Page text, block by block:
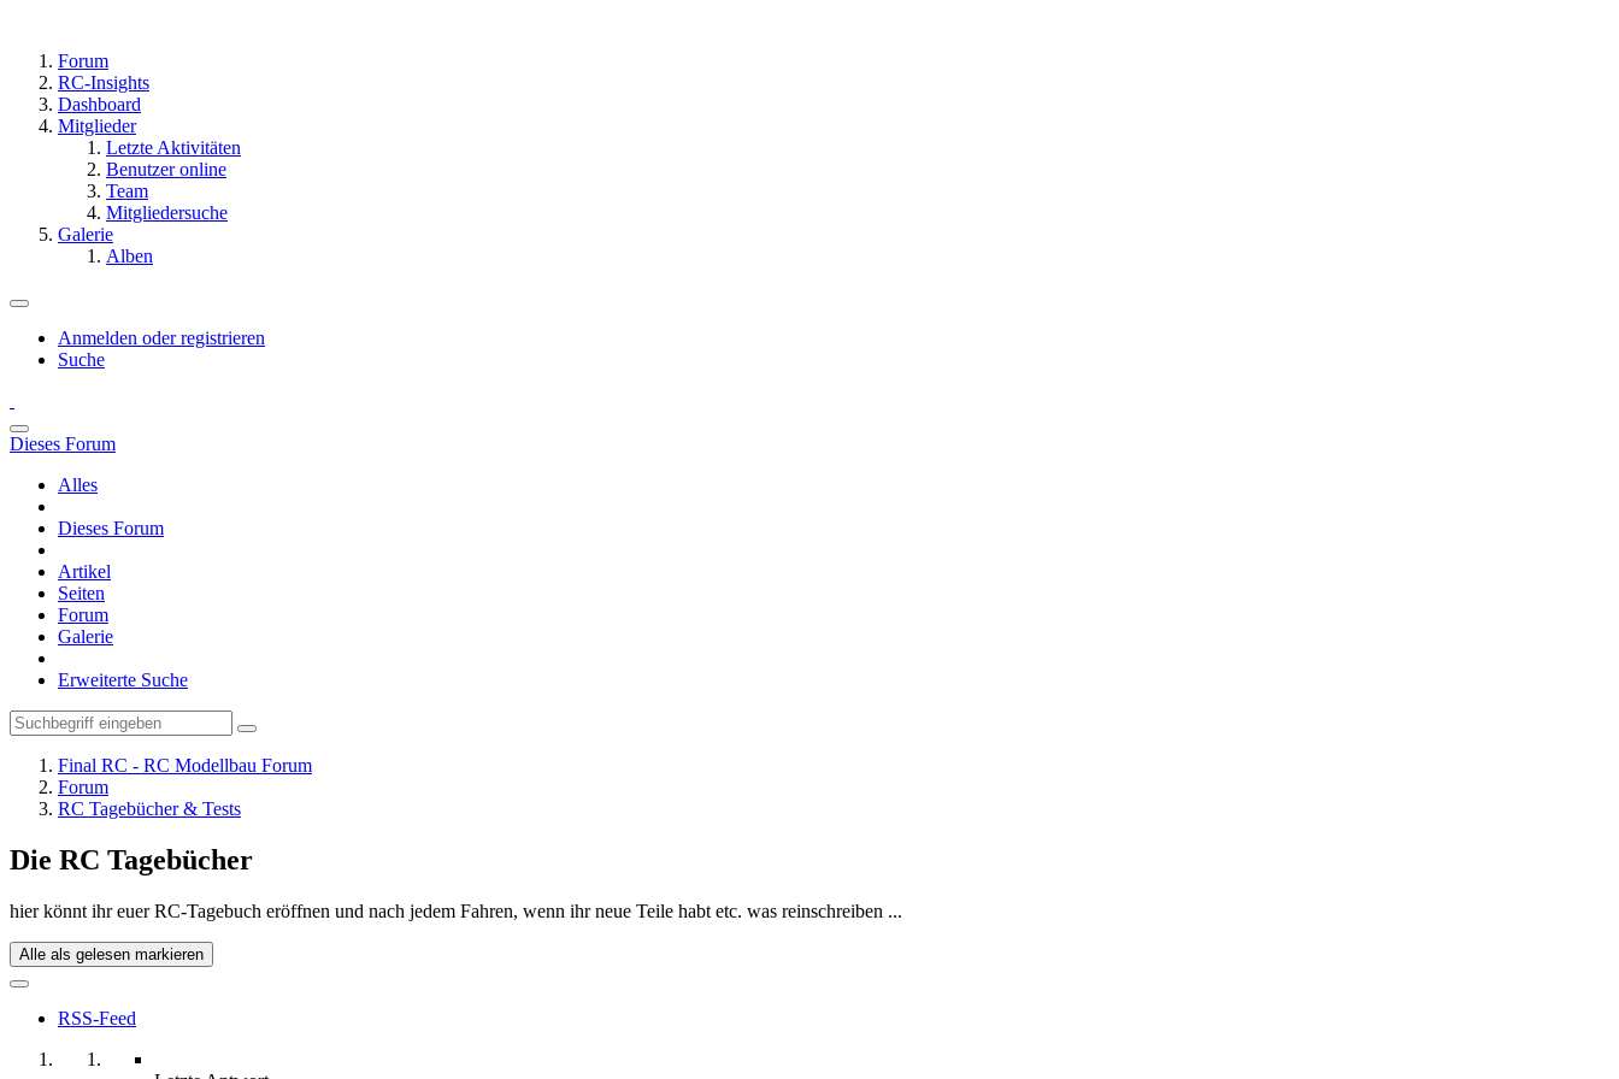
Forum
RC-Insights
Dashboard
Mitglieder
Letzte Aktivitäten
Benutzer online
Team
Mitgliedersuche
Galerie
Alben
Anmelden oder registrieren
Suche
Dieses Forum
Alles
Dieses Forum
Artikel
Seiten
Forum
Galerie
Erweiterte Suche
Final RC - RC Modellbau Forum
Forum
RC Tagebücher & Tests
Die RC Tagebücher
hier könnt ihr euer RC-Tagebuch eröffnen und nach jedem Fahren, wenn ihr neue Teile habt etc. was reinschreiben ...
Alle als gelesen markieren
RSS-Feed